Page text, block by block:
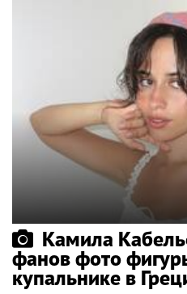
Камила
фанов фото
купальнике в